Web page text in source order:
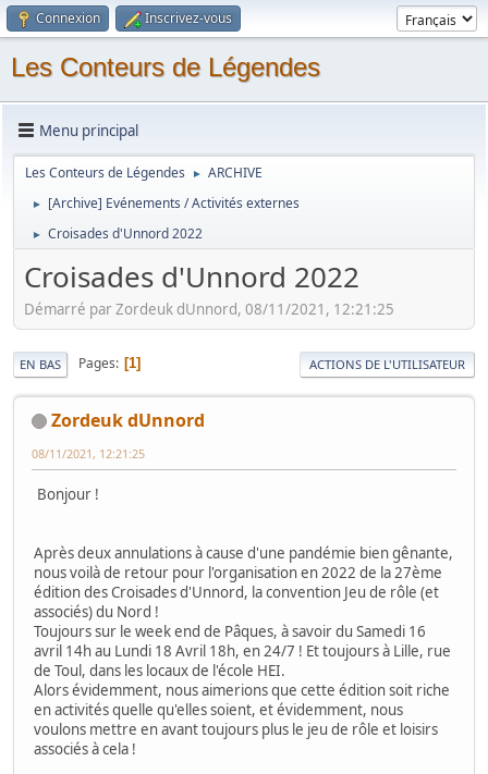
Connexion Inscrivez-vous
Les Conteurs de Légendes
Menu principal
Les Conteurs de Légendes ► ARCHIVE
► [Archive] Evénements / Activités externes
► Croisades d'Unnord 2022
Croisades d'Unnord 2022
Démarré par Zordeuk dUnnord, 08/11/2021, 12:21:25
EN BAS Pages 1 ACTIONS DE L'UTILISATEUR
Zordeuk dUnnord
08/11/2021, 12:21:25
Bonjour !
Après deux annulations à cause d'une pandémie bien gênante,
nous voilà de retour pour l'organisation en 2022 de la 27ème
édition des Croisades d'Unnord, la convention Jeu de rôle (et
associés) du Nord !
Toujours sur le week end de Pâques, à savoir du Samedi 16
avril 14h au Lundi 18 Avril 18h, en 24/7 ! Et toujours à Lille, rue
de Toul, dans les locaux de l'école HEI.
Alors évidemment, nous aimerions que cette édition soit riche
en activités quelle qu'elles soient, et évidemment, nous
voulons mettre en avant toujours plus le jeu de rôle et loisirs
associés à cela !